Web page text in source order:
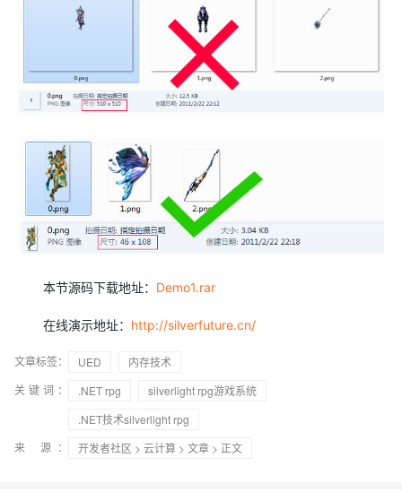
本节源码下载地址： Demo1.rar
在线演示地址： http://silverfuture.cn/
文章标签： UED
内存技术
关键词：
.NET rpg
silverlight rpg游戏系统
.NET技术silverlight rpg
来 源：
开发者社区 > 云计算 > 文章 > 正文